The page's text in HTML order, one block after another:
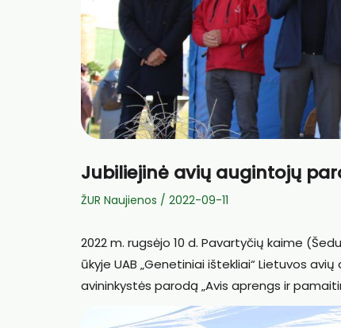
Jubiliejinė avių augintojų
ŽUR Naujienos / 2022-09-11
2022 m. rugsėjo 10 d. Pavartyčių kaime
ūkyje UAB „Genetiniai ištekliai“ Lietuvos
avininkystės parodą „Avis aprengs ir